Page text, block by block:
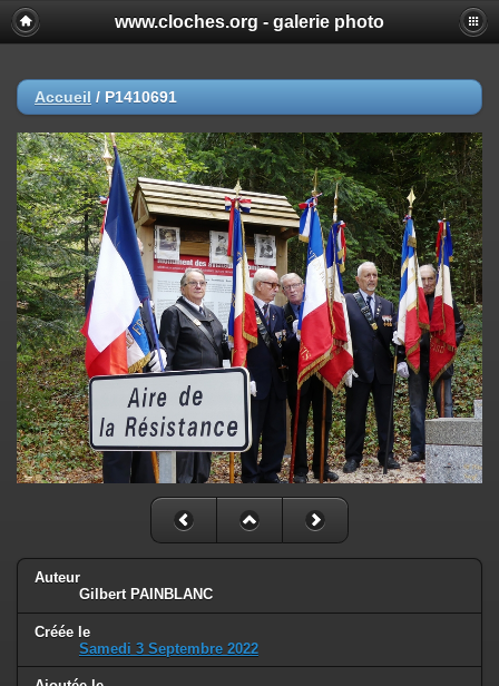
www.cloches.org - galerie photo
Accueil / P1410691
Auteur
Gilbert PAINBLANC
Créée le
Samedi 3 Septembre 2022